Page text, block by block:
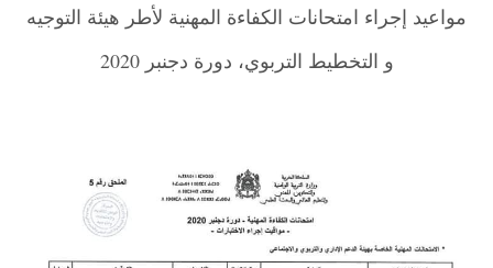
مواعيد إجراء امتحانات الكفاءة المهنية لأطر هيئة التوجيه
و التخطيط التربوي، دورة دجنبر 2020